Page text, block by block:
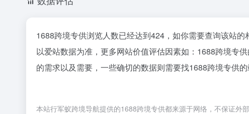
1688跨境专供浏览人数已经达到424，如你需要查询该站的
以爱站数据为准，更多网站价值评估因素如：1688跨境专
的需求以及需要，一些确切的数据则需要找1688跨境专供
本站行军蚁跨境导航提供的1688跨境专供都来源于网络，不保证外